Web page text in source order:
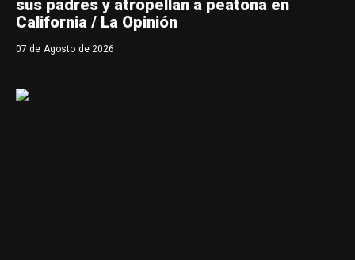
sus padres y atropellan a peatona en
California / La Opinión
07 de Agosto de 2026